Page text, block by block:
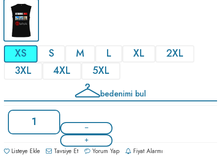
XS S M L XL
2XL
3XL
4XL 5XL
bedenimi bul
Listeye Ekle Tavsiye Et Yorum Yap Fiyat Alarmı